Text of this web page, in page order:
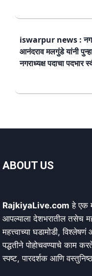
iswarpur news :
आनंदराव मलगुंडे यांनी
नगराध्यक्ष पदाचा पदभार
ABOUT US
RajkiyaLive.com हे एक
आपल्याला देशभरातील तसेच
महत्त्वाच्या घडामोडी,
पद्धतीने पोहोचवण्याचे काम
स्पष्ट, पारदर्शक आणि